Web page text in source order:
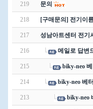
219 문의
218 [구매문의] 전기이
217 성남아트센터 전
216 메일로 답변
215 biky-neo
214 biky-neo 베
213 biky-neo